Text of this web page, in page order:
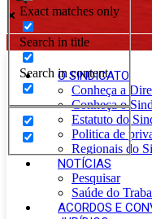
Exact matches only
Search in title
Search in content
O SINDICATO
Conheça a
Conheça o
Estatuto do
Politica de
Regionais do
NOTÍCIAS
Pesquisar
Saúde do
ACORDOS E